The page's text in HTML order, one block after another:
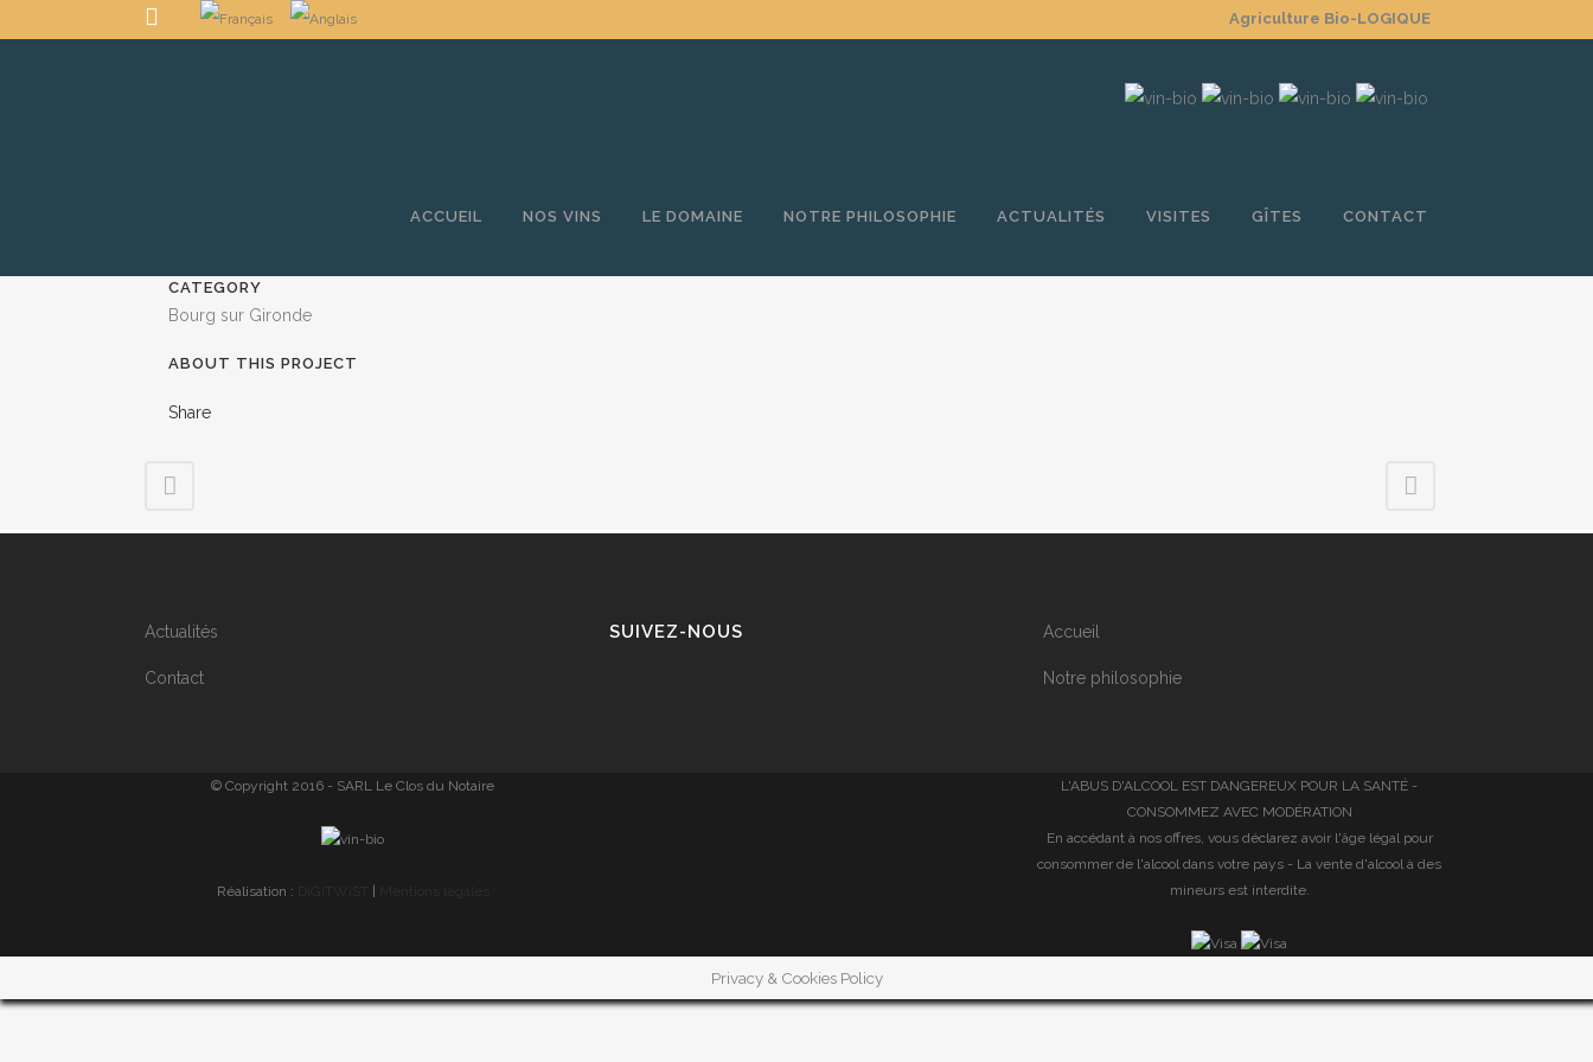
Agriculture Bio-LOGIQUE
ACCUEIL NOS VINS LE DOMAINE NOTRE PHILOSOPHIE ACTUALITÉS VISITES GÎTES CONTACT
CATEGORY
Bourg sur Gironde
ABOUT THIS PROJECT
Share
Actualités
Contact
SUIVEZ-NOUS Accueil
Notre philosophie
© Copyright 2016 - SARL Le Clos du Notaire
Réalisation : |
L'ABUS D'ALCOOL EST DANGEREUX POUR LA SANTÉ -
CONSOMMEZ AVEC MODÉRATION
En accédant à nos offres, vous déclarez avoir l'âge légal pour
consommer de l'alcool dans votre pays - La vente d'alcool à des
mineurs est interdite.
Privacy & Cookies Policy